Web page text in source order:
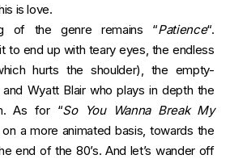
is love.
of the genre remains “Patience“.
to end up with teary eyes, the endless
hurts the shoulder), the empty-
Wyatt Blair who plays in depth the
As for “So You Wanna Break My
a more animated basis, towards the
end of the 80’s. And let’s wander off